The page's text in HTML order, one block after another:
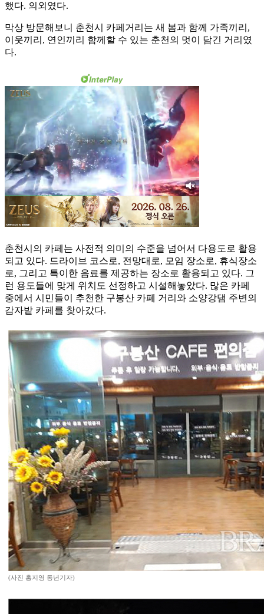
했다. 의외였다.
막상 방문해보니 춘천시 카페거리는 새 봄과 함께 가족끼리,
이웃끼리, 연인끼리 함께할 수 있는 춘천의 멋이 담긴 거리였
다.
춘천시의 카페는 사전적 의미의 수준을 넘어서 다용도로 활용
되고 있다. 드라이브 코스로, 전망대로, 모임 장소로, 휴식장소
로, 그리고 특이한 음료를 제공하는 장소로 활용되고 있다. 그
런 용도들에 맞게 위치도 선정하고 시설해놓았다. 많은 카페
중에서 시민들이 추천한 구봉산 카페 거리와 소양강댐 주변의
감자밭 카페를 찾아갔다.
(사진 홍지영 동년기자)